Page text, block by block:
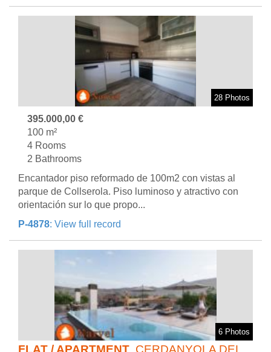
28 Photos
395.000,00 €
100 m²
4 Rooms
2 Bathrooms
Encantador piso reformado de 100m2 con vistas al
parque de Collserola. Piso luminoso y atractivo con
orientación sur lo que propo...
P-4878: View full record
6 Photos
FLAT / APARTMENT . CERDANYOLA DEL